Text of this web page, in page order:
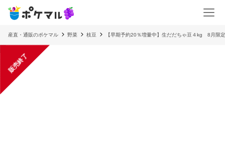
産直・通販のポケマル 野菜 枝豆 【早期予約20％増量中】生だだちゃ豆４kg 8月限
販売終了